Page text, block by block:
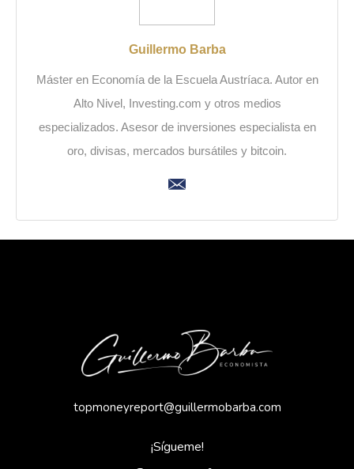
Guillermo Barba
Máster en Economía de la Escuela Austríaca. Autor en
Alto Nivel, Investing.com y otros medios
especializados. Asesor de inversiones especialista en
oro, divisas, mercados bursátiles y bitcoin.
topmoneyreport@guillermobarba.com
¡Sígueme!